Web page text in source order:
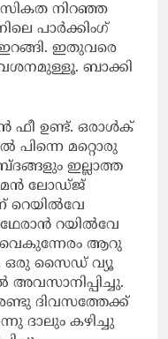
നിറഞ്ഞ
പാർക്കിംഗ്
ഇതുവരെ
ബാക്കി
ഫീ ഉണ്ട്. ഒരാൾക്
പിന്നെ മറ്റൊരു
ഇല്ലാത്ത
ലോഡ്ജ്
റെയിൽവേ
റയിൽവേ
ആറു
ഒരു സൈഡ് വ്യൂ
അവസാനിപ്പിച്ചു.
ദിവസത്തേക്ക്
ദാലും കഴിച്ചു